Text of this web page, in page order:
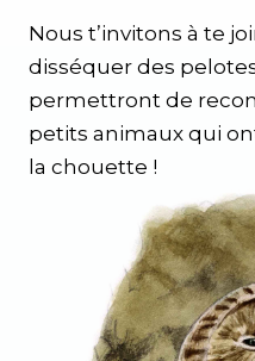
Nous t’invitons à te
disséquer des
permettront de
petits animaux qui
la chouette !